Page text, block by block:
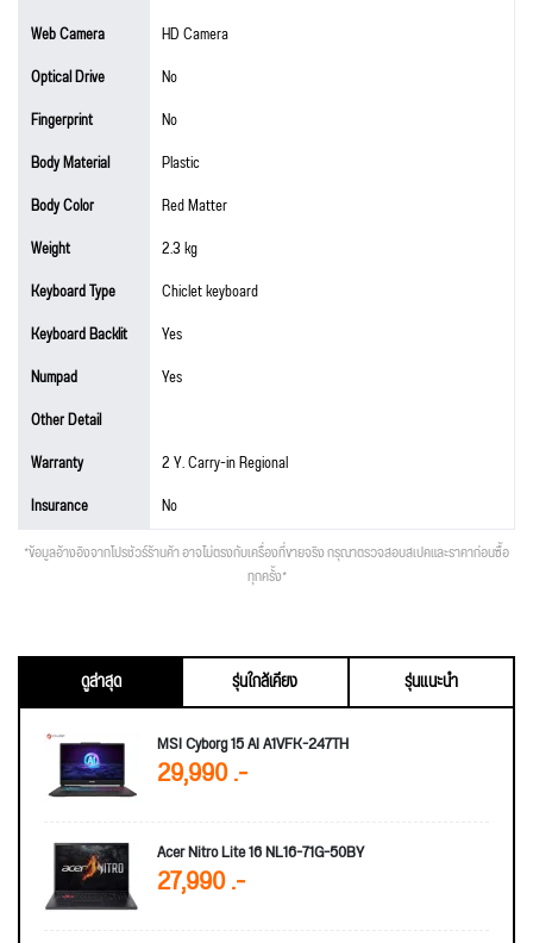
Web Camera
HD Camera
Optical Drive
No
Fingerprint
No
Body Material
Plastic
Body Color
Red Matter
Weight
2.3 kg
Keyboard Type
Chiclet keyboard
Keyboard Backlit
Yes
Numpad
Yes
Other Detail
Warranty
2 Y. Carry-in Regional
Insurance
No
*ข้อมูลอ้างอิงจากโปรชัวร์ร้านค้า อาจไม่ตรงกับเครื่องที่ขายจริง กรุณาตรวจสอบสเปคและราคาก่อนซื้อ
ทุกครั้ง*
ดูล่าสุด รุ่นใกล้เคียง
รุ่นแนะนำ
MSI Cyborg 15 AI A1VFK-247TH
29,990 .-
Acer Nitro Lite 16 NL16-71G-50BY
27,990 .-